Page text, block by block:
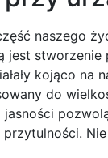
naszego
kojąco na
do